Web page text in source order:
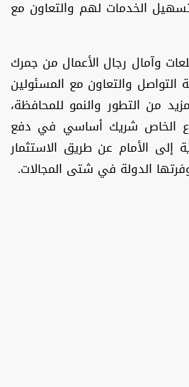
الخدمات لهم والتعاون مع
وآمال رجال الأعمال من جمرك
والتعاون مع المسئولين
من التطور والنمو للمحافظة،
الخاص شريك أساسي في دفع
إلى الأمام عن طريق الاستثمار
الدولة في شتى المجالات.